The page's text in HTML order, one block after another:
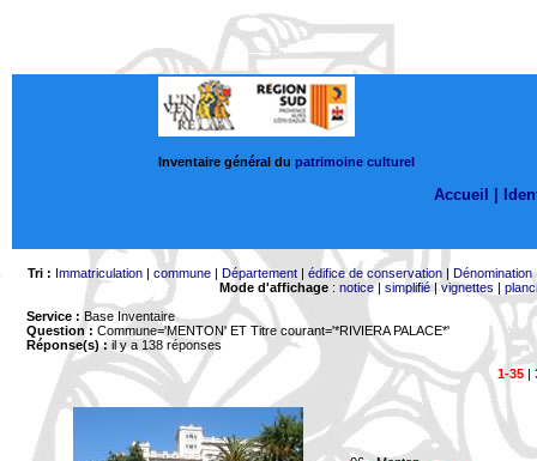
Inventaire général du patrimoine culturel
Accueil |
Tri : Immatriculation| commune| Département| édifice de conservation| Dénomination
Mode d'affichage: notice| simplifié|vignettes |
Service : Base Inventaire
Question : Commune='MENTON' ET Titre courant='*RIVIERA PALACE*'
Réponse(s) :il y a 138 réponses
1-35|